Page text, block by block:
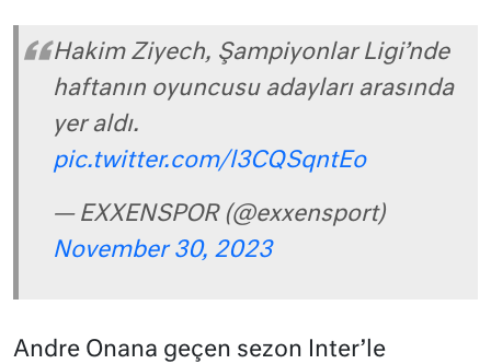
Hakim Ziyech, Şampiyonlar Ligi’nde
haftanın oyuncusu adayları arasında
yer aldı.
pic.twitter.com/l3CQSqntEo
— EXXENSPOR (@exxensport)
November 30, 2023
Andre Onana geçen sezon Inter’le